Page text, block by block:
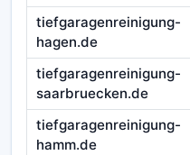
tiefgaragenreinigung-
hagen.de
tiefgaragenreinigung-
saarbruecken.de
tiefgaragenreinigung-
hamm.de